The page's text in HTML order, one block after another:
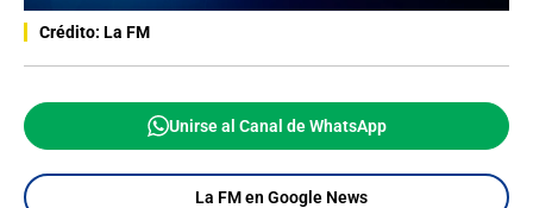
Crédito: La FM
Unirse al Canal de WhatsApp
La FM en Google News